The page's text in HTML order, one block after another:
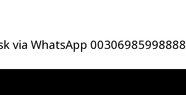
via WhatsApp 00306985998888